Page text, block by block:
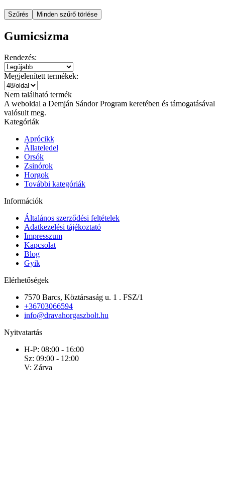
Szűrés Minden szűrő törlése
Gumicsizma
Rendezés:
Megjelenített termékek:
Nem található termék
A weboldal a Demján Sándor Program keretében és támogatásával
valósult meg.
Kategóriák
Aprócikk
Állateledel
Orsók
Zsinórok
Horgok
További kategóriák
Információk
Általános szerződési feltételek
Adatkezelési tájékoztató
Impresszum
Kapcsolat
Blog
Gyik
Elérhetőségek
7570 Barcs, Köztársaság u. 1 . FSZ/1
+36703066594
info@dravahorgaszbolt.hu
Nyitvatartás
H-P: 08:00 - 16:00
Sz: 09:00 - 12:00
V: Zárva